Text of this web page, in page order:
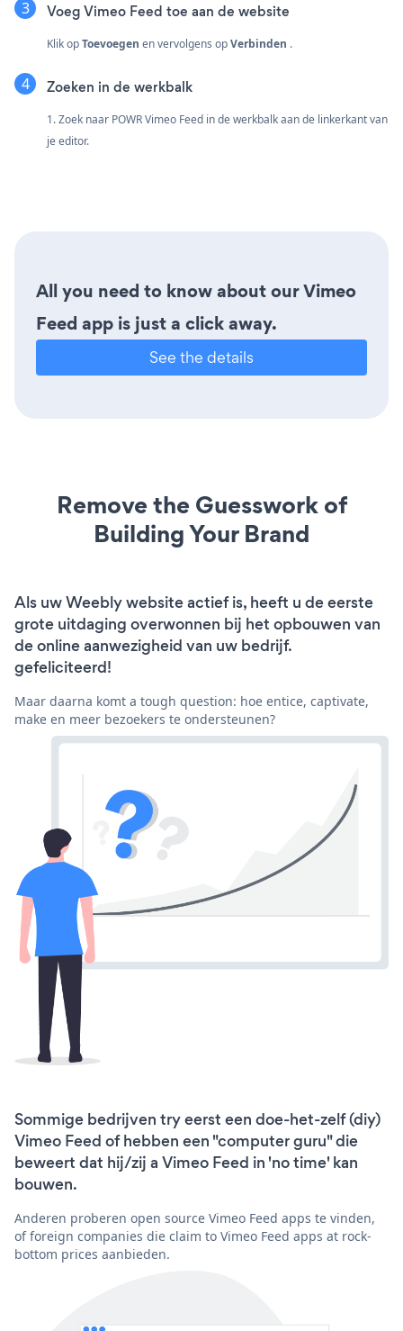
Voeg Vimeo Feed toe aan de website
Klik opToevoegen en vervolgens opVerbinden .
Zoeken in de werkbalk
1. Zoek naar POWR Vimeo Feed in de werkbalk aan de linkerkant van
je editor.
All you need to know about our Vimeo
Feed app is just a click away.
See the details
Remove the Guesswork of
Building Your Brand
Als uw Weebly website actief is, heeft u de eerste
grote uitdaging overwonnen bij het opbouwen van
de online aanwezigheid van uw bedrijf.
gefeliciteerd!
Maar daarna komt a tough question: hoe entice, captivate,
make en meer bezoekers te ondersteunen?
Sommige bedrijven try eerst een doe-het-zelf (diy)
Vimeo Feed of hebben een "computer guru" die
beweert dat hij/zij a Vimeo Feed in 'no time' kan
bouwen.
Anderen proberen open source Vimeo Feed apps te vinden,
of foreign companies die claim to Vimeo Feed apps at rock-
bottom prices aanbieden.